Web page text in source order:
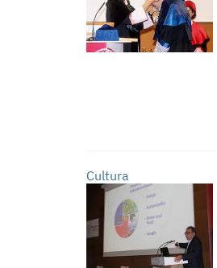
Cultura